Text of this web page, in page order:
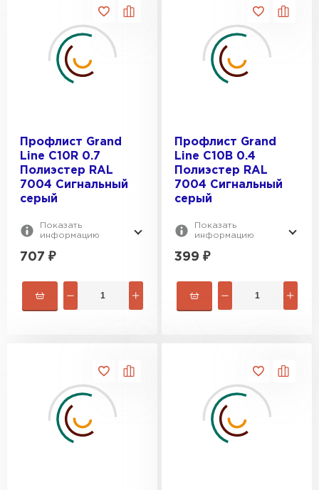
Профлист Grand
Line C10R 0.7
Полиэстер RAL
7004 Сигнальный
серый
Показать
информацию
707 ₽
Профлист Grand
Line C10В 0.4
Полиэстер RAL
7004 Сигнальный
серый
Показать
информацию
399 ₽